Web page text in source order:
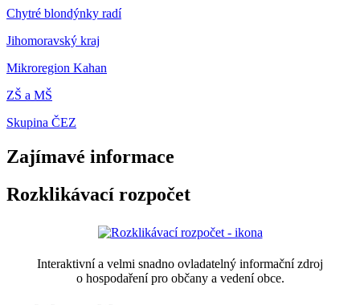
Chytré blondýnky radí
Jihomoravský kraj
Mikroregion Kahan
ZŠ a MŠ
Skupina ČEZ
Zajímavé informace
Rozklikávací rozpočet
Interaktivní a velmi snadno ovladatelný informační zdroj
o hospodaření pro občany a vedení obce.